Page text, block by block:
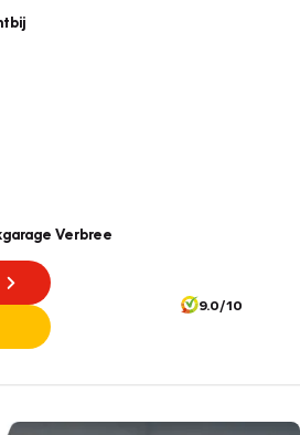
Verbree
9.0/10